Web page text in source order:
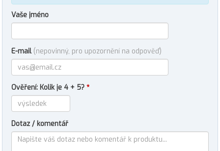
Vaše jméno
E-mail (nepovinný, pro upozornění na odpověď)
Ověření: Kolik je 4 + 5? *
Dotaz / komentář